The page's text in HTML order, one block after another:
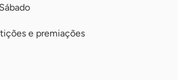
e premiações